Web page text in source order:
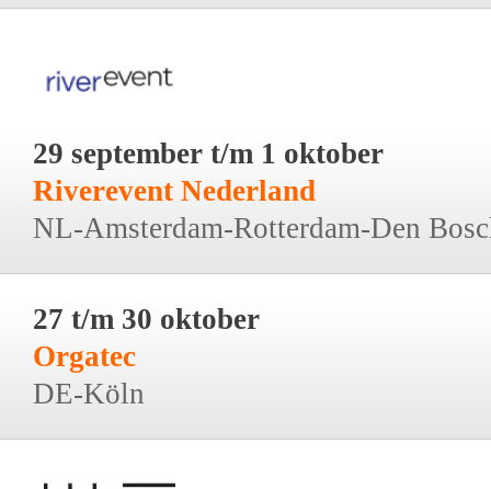
29 september t/m 1 oktober
Riverevent Nederland
NL-Amsterdam-Rotterdam-Den
27 t/m 30 oktober
Orgatec
DE-Köln